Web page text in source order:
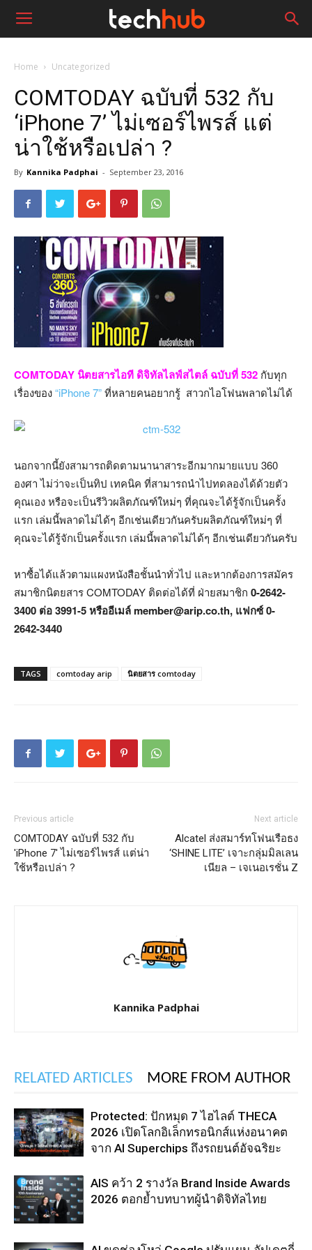
Home Uncategorized
COMTODAY ฉบับที่ 532 กับ
‘iPhone 7’ ไม่เซอร์ไพรส์ แต่
น่าใช้หรือเปล่า ?
By Kannika Padphai - September 23, 2016
COMTODAY นิตยสารไอที ดิจิทัลไลฟ์สไตล์ ฉบับที่ 532 กับทุก
เรื่องของ“iPhone 7”ที่หลายคนอยากรู้ สาวกไอโฟนพลาดไม่ได้
นอกจากนี้ยังสามารถติดตามนานาสาระอีกมากมายแบบ 360
องศา ไม่ว่าจะเป็นทิป เทคนิค ที่สามารถนำไปทดลองได้ด้วยตัว
คุณเอง หรือจะเป็นรีวิวผลิตภัณฑ์ใหม่ๆ ที่คุณจะได้รู้จักเป็นครั้ง
แรก เล่มนี้พลาดไม่ได้ๆ อีกเช่นเดียวกันครับผลิตภัณฑ์ใหม่ๆ ที่
คุณจะได้รู้จักเป็นครั้งแรก เล่มนี้พลาดไม่ได้ๆ อีกเช่นเดียวกันครับ
หาซื้อได้แล้วตามแผงหนังสือชั้นนำทั่วไป และหากต้องการสมัคร
สมาชิกนิตยสาร COMTODAY ติดต่อได้ที่ ฝ่ายสมาชิก 0-2642-
3400 ต่อ 3991-5 หรืออีเมล์ member@arip.co.th, แฟกซ์ 0-
2642-3440
TAGS comtoday arip นิตยสาร comtoday
Previous article
COMTODAY ฉบับที่ 532 กับ
'iPhone 7' ไม่เซอร์ไพรส์ แต่น่า
ใช้หรือเปล่า ?
Next article
Alcatel ส่งสมาร์ทโฟนเรือธง
‘SHINE LITE’ เจาะกลุ่มมิลเลน
เนียล – เจเนอเรชั่น Z
Kannika Padphai
RELATED ARTICLES MORE FROM AUTHOR
Protected: ปักหมุด 7 ไฮไลต์ THECA
2026 เปิดโลกอิเล็กทรอนิกส์แห่งอนาคต
จาก AI Superchips ถึงรถยนต์อัจฉริยะ
AIS คว้า 2 รางวัล Brand Inside Awards
2026 ตอกย้ำบทบาทผู้นำดิจิทัลไทย